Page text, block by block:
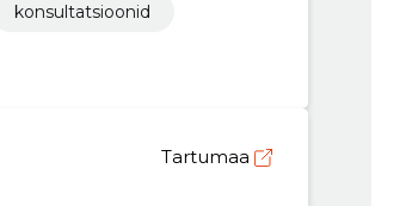
konsultatsioonid
Tartumaa